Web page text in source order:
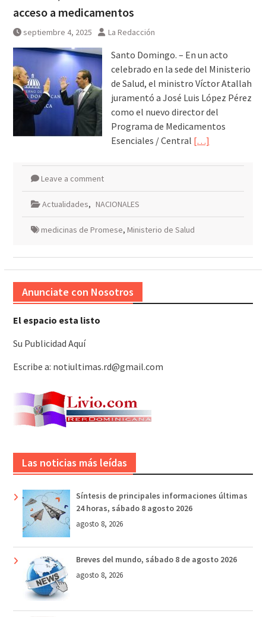
acceso a medicamentos
septiembre 4, 2025 La Redacción
Santo Domingo. – En un acto
celebrado en la sede del Ministerio
de Salud, el ministro Víctor Atallah
juramentó a José Luis López Pérez
como el nuevo director del
Programa de Medicamentos
Esenciales / Central […]
Leave a comment
Actualidades, NACIONALES
medicinas de Promese, Ministerio de Salud
Anunciate con Nosotros
El espacio esta listo
Su Publicidad Aquí
Escribe a: notiultimas.rd@gmail.com
Las noticias más leídas
Síntesis de principales informaciones últimas
24 horas, sábado 8 agosto 2026
agosto 8, 2026
Breves del mundo, sábado 8 de agosto 2026
agosto 8, 2026